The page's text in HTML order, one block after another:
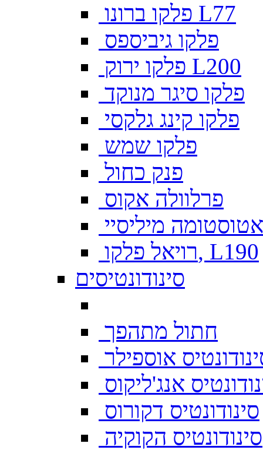
פלקו ברונו L77
פלקו גיביספס
פלקו ירוק L200
פלקו סיגר מנוקד
פלקו קינג גלקסי
פלקו שמש
פנק כחול
פרלוולה אקוס
מיליסיי
רויאל פלקו, L190
סינודונטיסים
חתול מתהפך
אוספילר
אנג'ליקוס
סינודונטיס דקורוס
סינודונטיס הקוקיה